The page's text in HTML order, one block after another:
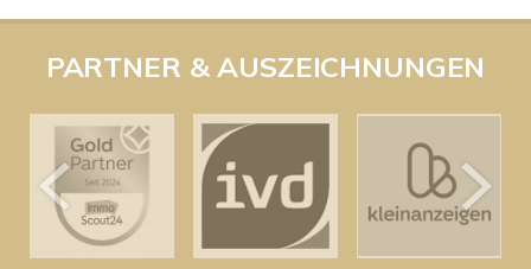
PARTNER & AUSZEICHNUNGEN